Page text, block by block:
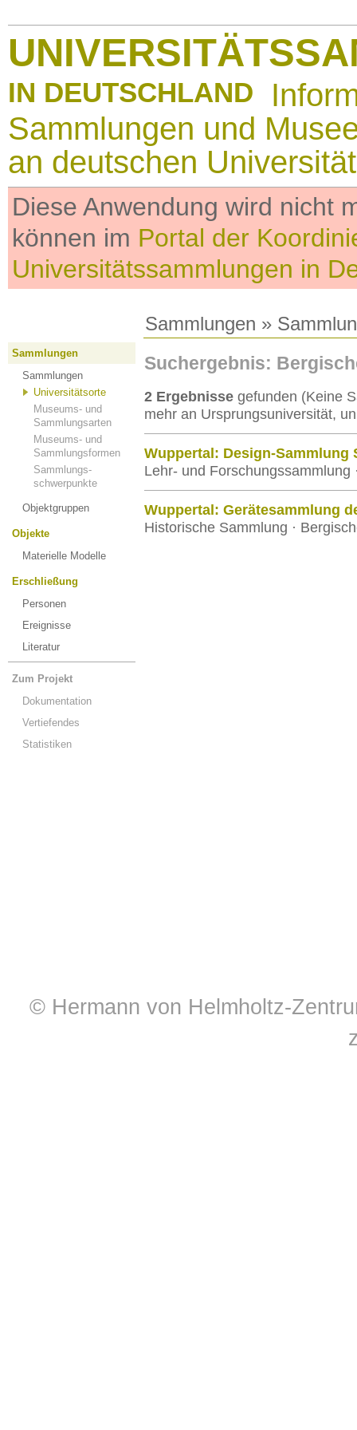
IN DEUTSCHLAND
Sammlungen und
an deutschen
Diese Anwendung wird nicht
können im Portal der
Universitätssammlungen in
Sammlungen »
Sammlungen
Sammlungen
Universitätsorte
Museums- und
Sammlungsarten
Museums- und
Sammlungsformen
Sammlungs-
schwerpunkte
Objektgruppen
Objekte
Materielle Modelle
Erschließung
Personen
Ereignisse
Literatur
Zum Projekt
Dokumentation
Vertiefendes
Statistiken
Suchergebnis:
2 Ergebnisse gefunden (Keine
mehr an Ursprungsuniversität,
Wuppertal: Design-Sammlung
Lehr- und Forschungssammlung
Wuppertal: Gerätesammlung
Historische Sammlung ·
© Hermann von Helmholtz-